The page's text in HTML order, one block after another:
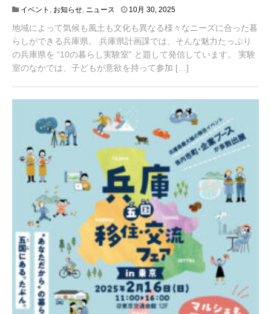
イベント , お知らせ, ニュース 10月 30, 20256
2
,
2
0
2
地域によって気候も風土も文化も異なる様々なニーズに合った暮
らしができる兵庫県。 兵庫県計画課では、そんな魅力たっぷり
の兵庫県を “10の暮らし実験室” と題して発信しています。 実験
室のなかでは、子どもが意欲を持って参加 […]